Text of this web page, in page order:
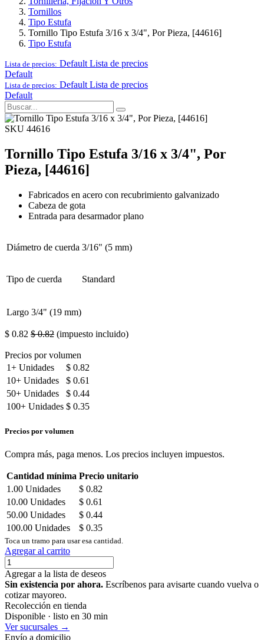
Tornillos
Tipo Estufa
Tornillo Tipo Estufa 3/16 x 3/4", Por Pieza, [44616]
Tipo Estufa
Lista de precios: Default Lista de precios
Default
Lista de precios: Default Lista de precios
Default
SKU 44616
Tornillo Tipo Estufa 3/16 x 3/4", Por
Pieza, [44616]
Fabricados en acero con recubrimiento galvanizado
Cabeza de gota
Entrada para desarmador plano
Diámetro de cuerda 3/16" (5 mm)
Tipo de cuerda Standard
Largo 3/4" (19 mm)
$ 0.82 $0.82 (impuesto incluido)
Precios por volumen
1+ Unidades $ 0.82
10+ Unidades $ 0.61
50+ Unidades $ 0.44
100+ Unidades $ 0.35
Precios por volumen
Compra más, paga menos. Los precios incluyen impuestos.
Cantidad mínima Precio unitario
1.00 Unidades $ 0.82
10.00 Unidades $ 0.61
50.00 Unidades $ 0.44
100.00 Unidades $ 0.35
Toca un tramo para usar esa cantidad.
Agregar al carrito
Agregar a la lista de deseos
Sin existencia por ahora. Escríbenos para avisarte cuando vuelva o
cotizar mayoreo.
Recolección en tienda
Disponible · listo en 30 min
Ver sucursales →
Envío a domicilio